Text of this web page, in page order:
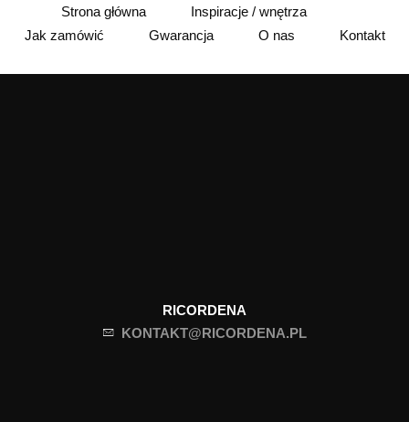
Strona główna
Inspiracje / wnętrza
Jak zamówić
Gwarancja O nas Kontakt
RICORDENA
KONTAKT@RICORDENA.PL